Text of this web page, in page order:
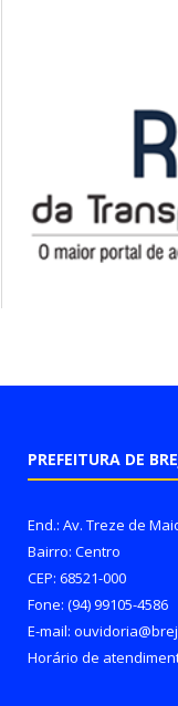
PREFEITURA DE
End.: Av. Treze de
Bairro: Centro
CEP: 68521-000
Fone: (94) 99105-4586
E-mail:
Horário de